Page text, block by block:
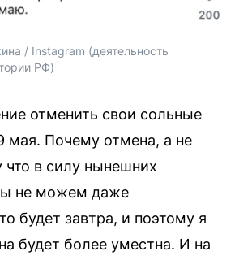
/ Instagram (деятельность
РФ)
отменить свои сольные
мая. Почему отмена, а не
что в силу нынешних
не можем даже
будет завтра, и поэтому я
будет более уместна. И на